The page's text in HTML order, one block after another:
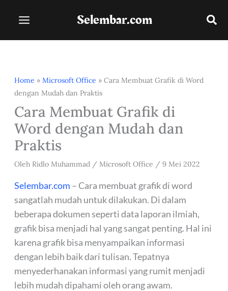
Selembar.com
Home » Microsoft Office » Cara Membuat Grafik di Word
dengan Mudah dan Praktis
Cara Membuat Grafik di
Word dengan Mudah dan
Praktis
Oleh Ridlo Muhammad / Microsoft Office / 9 Mei 2022
Selembar.com – Cara membuat grafik di word
sangatlah mudah untuk dilakukan. Di dalam
beberapa dokumen seperti data laporan ilmiah,
grafik bisa menjadi hal yang sangat penting. Hal ini
karena grafik bisa menyampaikan informasi
dengan lebih baik dari tulisan. Tepatnya
menyederhanakan informasi yang rumit menjadi
lebih mudah dipahami oleh orang awam.